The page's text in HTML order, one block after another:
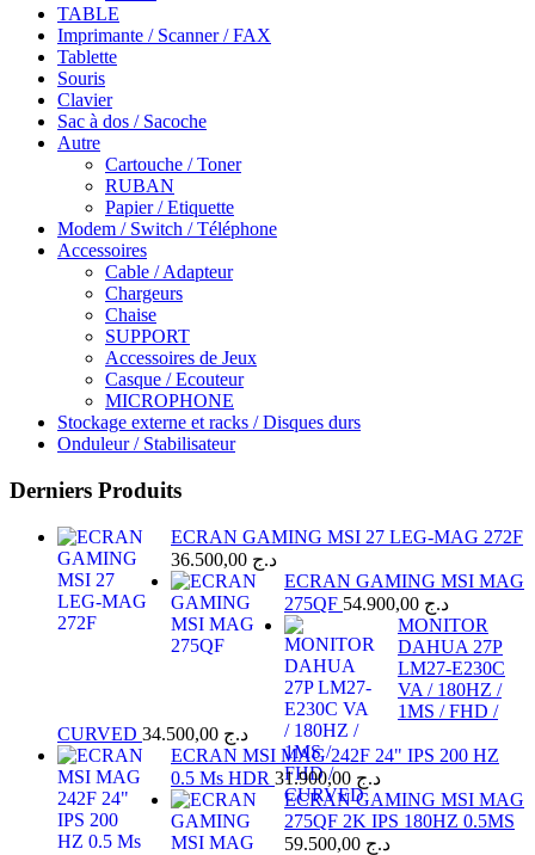
TABLE
Imprimante / Scanner / FAX
Tablette
Souris
Clavier
Sac à dos / Sacoche
Autre
Cartouche / Toner
RUBAN
Papier / Etiquette
Modem / Switch / Téléphone
Accessoires
Cable / Adapteur
Chargeurs
Chaise
SUPPORT
Accessoires de Jeux
Casque / Ecouteur
MICROPHONE
Stockage externe et racks / Disques durs
Onduleur / Stabilisateur
Derniers Produits
ECRAN GAMING MSI 27 LEG-MAG 272F
د.ج
ECRAN GAMING MSI MAG
275QF
د.ج
MONITOR
DAHUA 27P
LM27-E230C
VA / 180HZ /
1MS / FHD /
CURVED
د.ج
ECRAN MSI MAG 242F 24" IPS 200 HZ
0.5 Ms HDR
د.ج
ECRAN GAMING MSI MAG
275QF 2K IPS 180HZ 0.5MS
د.ج